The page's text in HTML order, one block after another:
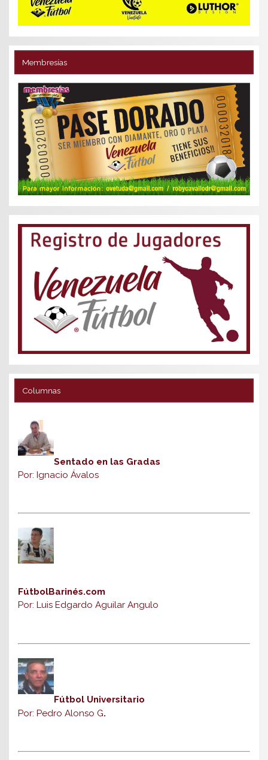
Membresías
Columnas
Sentado en las Gradas
Por: Ignacio Ávalos
FútbolBarinés.com
Por: Luis Edgardo Aguilar Angulo
Fútbol Universitario
Por: Pedro Alonso G.